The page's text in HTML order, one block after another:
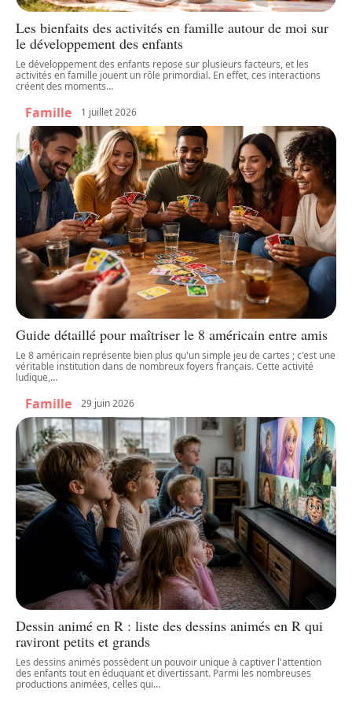
Les bienfaits des activités en famille autour de moi sur
le développement des enfants
Le développement des enfants repose sur plusieurs facteurs, et les
activités en famille jouent un rôle primordial. En effet, ces interactions
créent des moments…
Famille 1 juillet 2026
Guide détaillé pour maîtriser le 8 américain entre amis
Le 8 américain représente bien plus qu'un simple jeu de cartes ; c'est une
véritable institution dans de nombreux foyers français. Cette activité
ludique,…
Famille 29 juin 2026
Dessin animé en R : liste des dessins animés en R qui
raviront petits et grands
Les dessins animés possèdent un pouvoir unique à captiver l'attention
des enfants tout en éduquant et divertissant. Parmi les nombreuses
productions animées, celles qui…